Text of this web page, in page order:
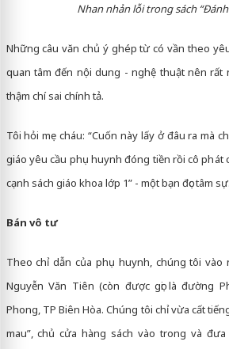
Nhan nhản lỗi trong sách
Những câu văn chủ ý ghép từ có vần theo
quan tâm đến nội dung - nghệ thuật nên rất
thậm chí sai chính tả.
Tôi hỏi mẹ cháu: “Cuốn này lấy ở đâu ra mà
giáo yêu cầu phụ huynh đóng tiền rồi cô phát
cạnh sách giáo khoa lớp 1” - một bạn đọc tâm sự.
Bán vô tư
Theo chỉ dẫn của phụ huynh, chúng tôi
Nguyễn Văn Tiên (còn được gọi là đường
Phong, TP Biên Hòa. Chúng tôi chỉ vừa cất
mau”, chủ cửa hàng sách vào trong và